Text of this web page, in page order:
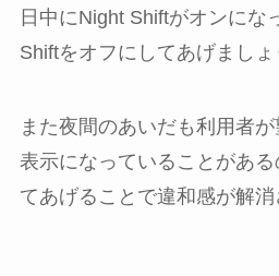
日中にNight Shiftがオンにな
Shiftをオフにしてあげましょ
また夜間のあいだも利用者
表示になっていることがあ
てあげることで違和感が解消